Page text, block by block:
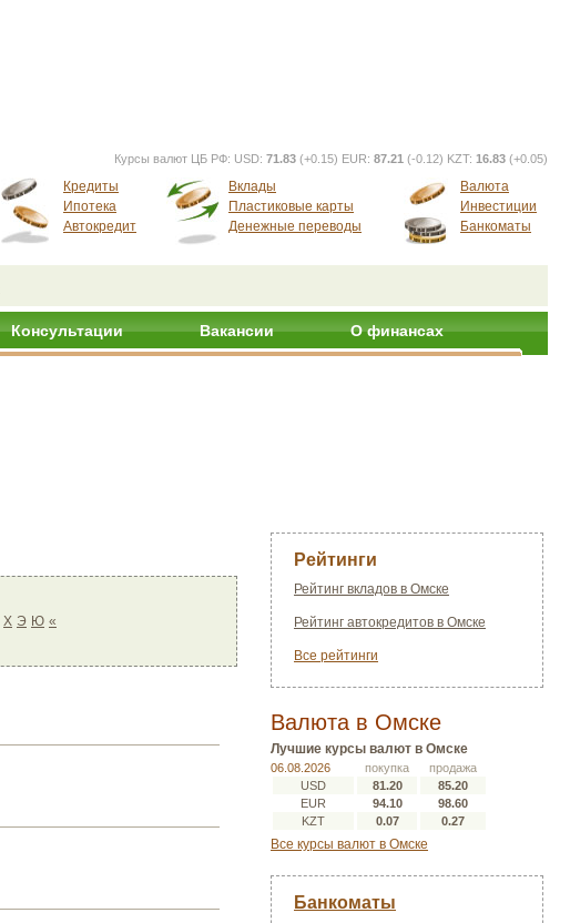
Курсы валют ЦБ РФ: USD: 71.83 (+0.15) EUR: 87.21 (-0.12) KZT: 16.83 (+0.05)
Кредиты
Ипотека
Автокредит
Вклады
Пластиковые карты
Денежные переводы
Валюта
Инвестиции
Банкоматы
Консультации Вакансии О финансах
Х Э Ю «
Рейтинги
Рейтинг вкладов в Омске
Рейтинг автокредитов в Омске
Все рейтинги
Валюта в Омске
Лучшие курсы валют в Омске
06.08.2026 покупка
продажа
USD
81.20
85.20
EUR
94.10
98.60
KZT
0.07 0.27
Все курсы валют в Омске
Банкоматы